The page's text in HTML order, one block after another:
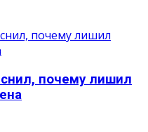
почему лишил